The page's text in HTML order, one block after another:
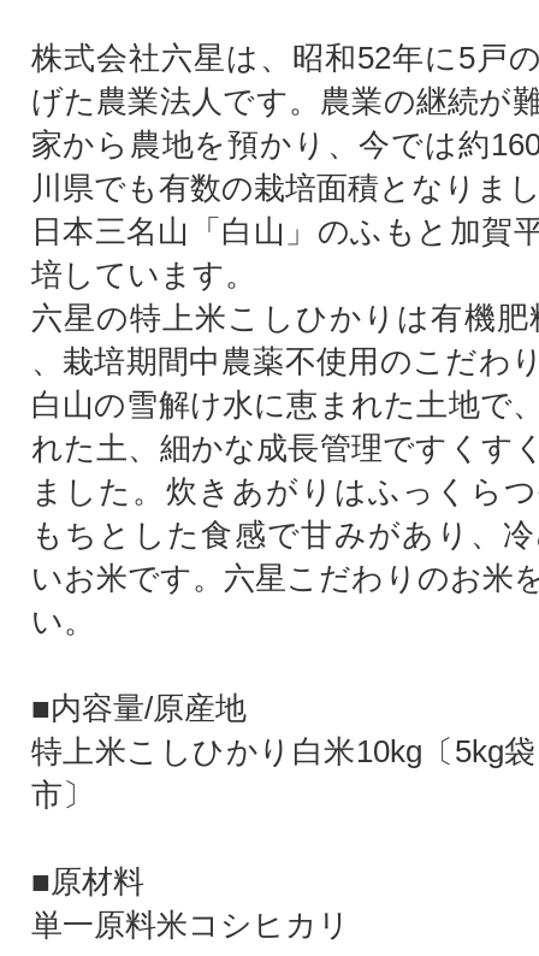
株式会社六星は、昭和52年に5戸
げた農業法人です。農業の継続が
家から農地を預かり、今では約
川県でも有数の栽培面積となりま
日本三名山「白山」のふもと加賀
培しています。
六星の特上米こしひかりは有機肥
、栽培期間中農薬不使用のこだわ
白山の雪解け水に恵まれた土地で
れた土、細かな成長管理ですくす
ました。炊きあがりはふっくら
もちとした食感で甘みがあり、
いお米です。六星こだわりのお米
い。
■内容量/原産地
特上米こしひかり白米10kg〔5kg
市〕
■原材料
単一原料米コシヒカリ